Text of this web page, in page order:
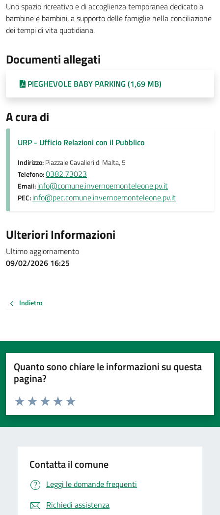
Uno spazio ricreativo e di accoglienza temporanea dedicato a
bambine e bambini, a supporto delle famiglie nella conciliazione
dei tempi di vita quotidiana.
Documenti allegati
PIEGHEVOLE BABY PARKING (1,69 MB)
A cura di
URP - Ufficio Relazioni con il Pubblico
Indirizzo:Piazzale Cavalieri di Malta, 5
Telefono:0382.73023
Email:info@comune.invernoemonteleone.pv.it
PEC:info@pec.comune.invernoemonteleone.pv.it
Ulteriori Informazioni
Ultimo aggiornamento
09/02/2026 16:25
Indietro
Quanto sono chiare le informazioni su questa
pagina?
Valuta da 1 a 5 stelle la pagina
Valuta 5 stelle su 5
Valuta 4 stelle su 5
Valuta 3 stelle su 5
Valuta 2 stelle su 5
Valuta 1 stelle su 5
Contatta il comune
Leggi le domande frequenti
Richiedi assistenza